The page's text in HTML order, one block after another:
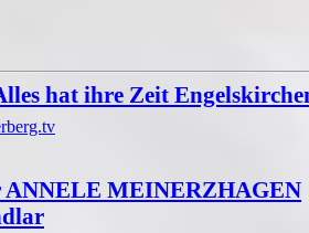
hat ihre Zeit
ANNELE MEINERZHAGEN